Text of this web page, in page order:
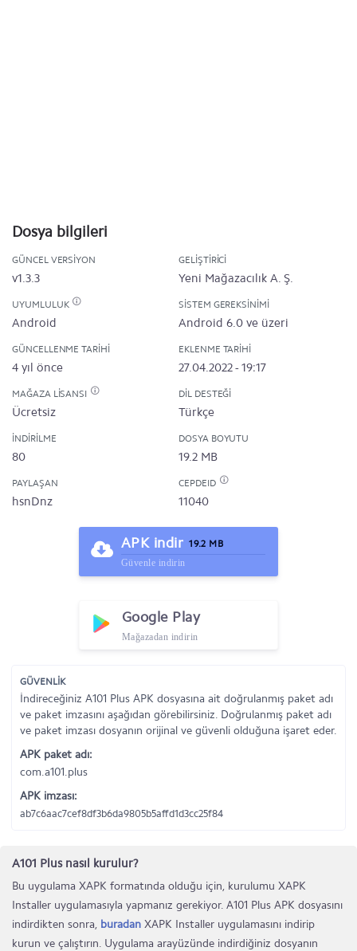
Dosya bilgileri
GÜNCEL VERSIYON
v1.3.3
GELIŞTIRICI
Yeni Mağazacılık A. Ş.
UYUMLULUK
Android
SISTEM GEREKSINIMI
Android 6.0 ve üzeri
GÜNCELLENME TARIHI
4 yıl önce
EKLENME TARIHI
27.04.2022 - 19:17
MAĞAZA LISANSI
Ücretsiz
DIL DESTEĞI
Türkçe
İNDIRILME
80
DOSYA BOYUTU
19.2 MB
PAYLAŞAN
hsnDnz
CEPDEID
11040
APK indir 19.2 MB
Güvenle indirin
Google Play
Mağazadan indirin
GÜVENLİK
İndireceğiniz A101 Plus APK dosyasına ait doğrulanmış paket adı
ve paket imzasını aşağıdan görebilirsiniz. Doğrulanmış paket adı
ve paket imzası dosyanın orijinal ve güvenli olduğuna işaret eder.
APK paket adı:
com.a101.plus
APK imzası:
ab7c6aac7cef8df3b6da9805b5affd1d3cc25f84
A101 Plus nasıl kurulur?
Bu uygulama XAPK formatında olduğu için, kurulumu XAPK
Installer uygulamasıyla yapmanız gerekiyor. A101 Plus APK dosyasını
indirdikten sonra, buradan XAPK Installer uygulamasını indirip
kurun ve çalıştırın. Uygulama arayüzünde indirdiğiniz dosyanın